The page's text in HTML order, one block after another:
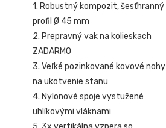
1. Robustný kompozit, šesťhranný
profil Ø 45 mm
2. Prepravný vak na kolieskach
ZADARMO
3. Veľké pozinkované kovové nohy
na ukotvenie stanu
4. Nylonové spoje vystužené
uhlíkovými vláknami